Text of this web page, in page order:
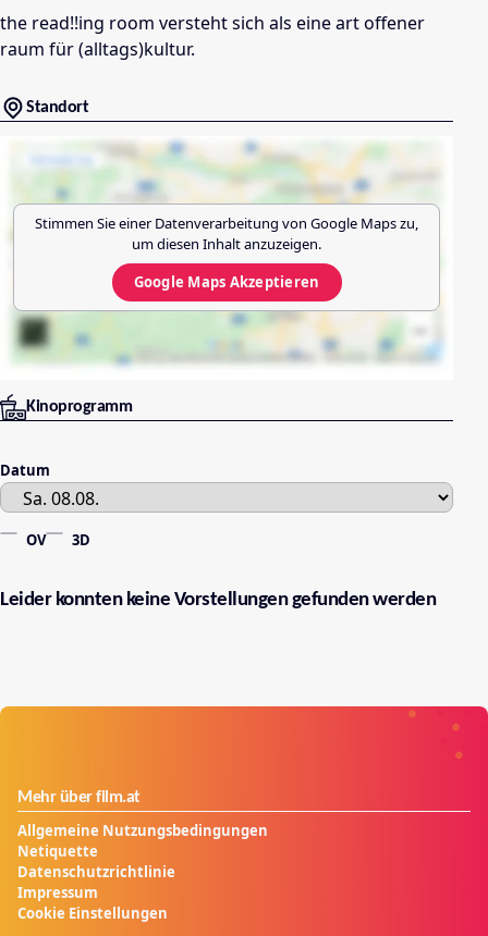
the read!!ing room versteht sich als eine art offener
raum für (alltags)kultur.
Standort
Stimmen Sie einer Datenverarbeitung von Google Mapszu,
um diesen Inhalt anzuzeigen.
Google Maps Akzeptieren
Kinoprogramm
Datum
OV 3D
Leider konnten keine Vorstellungen gefunden werden
Mehr über film.at
Allgemeine Nutzungsbedingungen
Netiquette
Datenschutzrichtlinie
Impressum
Cookie Einstellungen